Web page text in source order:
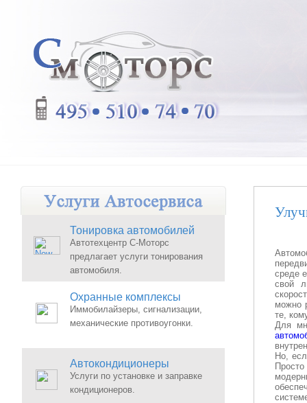
Тонировка автомобилей
Автотехцентр С-Моторс
предлагает услуги тонирования
автомобиля.
Охранные комплексы
Иммобилайзеры, сигнализации,
механические противоугонки.
Автокондиционеры
Услуги по установке и заправке
кондиционеров.
среде
свой
можно
те,
Для
Но,